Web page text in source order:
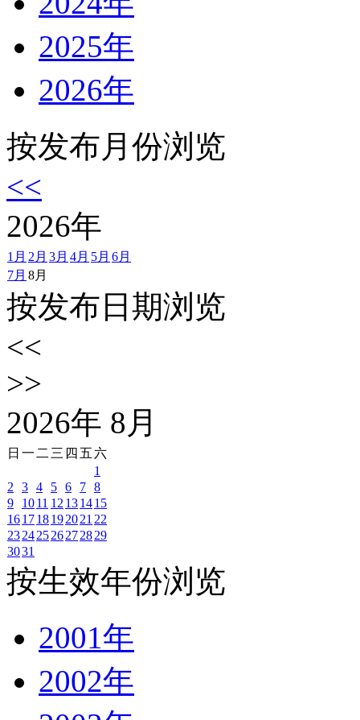
2025年
2026年
按发布月份浏览
<<
2026年
1月 2月 3月 4月 5月 6月
7月 8月
按发布日期浏览
<<
>>
2026年 8 月
日 一 二 三 四 五 六
1
2
3 4 5 6 7 8
9
1011 12 131415
161718192021 22
23242526272829
3031
按生效年份浏览
2001年
2002年